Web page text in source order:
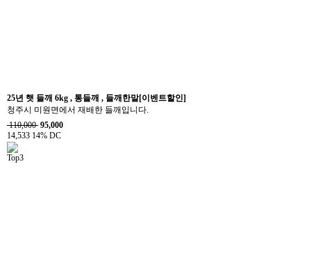
25년 햇 들깨 6kg , 통들깨 , 들깨한말[이벤트할인]
청주시 미원면에서 재배한 들깨입니다.
110,000 95,000
14,533 14% DC
Top3